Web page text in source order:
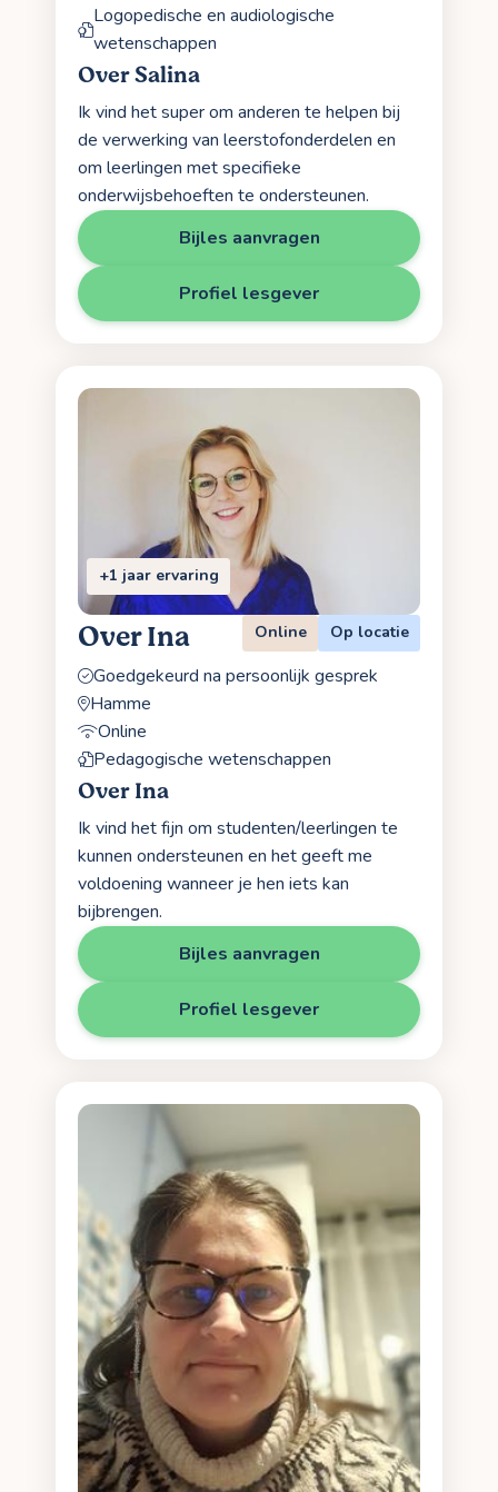
Logopedische en audiologische
wetenschappen
Over Salina
Ik vind het super om anderen te helpen bij
de verwerking van leerstofonderdelen en
om leerlingen met specifieke
onderwijsbehoeften te ondersteunen.
Bijles aanvragen
Profiel lesgever
+1 jaar ervaring
Over Ina Online Op locatie
Goedgekeurd na persoonlijk gesprek
Hamme
Online
Pedagogische wetenschappen
Over Ina
Ik vind het fijn om studenten/leerlingen te
kunnen ondersteunen en het geeft me
voldoening wanneer je hen iets kan
bijbrengen.
Bijles aanvragen
Profiel lesgever